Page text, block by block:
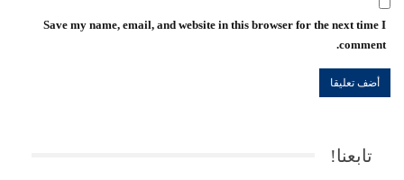
Save my name, email, and website in this browser for the next time I
comment.
تابعنا!